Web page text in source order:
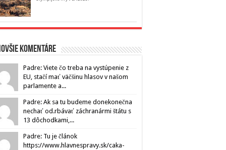
komentáre
Padre: Viete čo treba na vystúpenie z
EU, stačí mať väčšinu hlasov v našom
parlamente a...
Padre: Ak sa tu budeme donekonečna
nechať od.rbávať záchranármi štátu s
13 dôchodkami,...
Padre: Tu je článok
https://www.hlavnespravy.sk/caka-